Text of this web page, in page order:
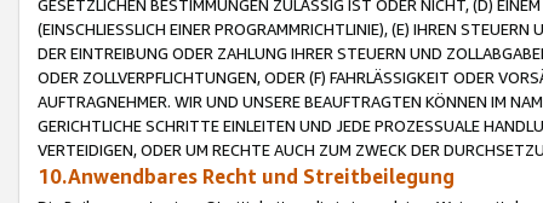
GESETZLICHEN BESTIMMUNGEN ZULÄSSIG IST ODER NICHT, (D)
(EINSCHLIESSLICH EINER PROGRAMMRICHTLINIE), (E) IHREN
DER EINTREIBUNG ODER ZAHLUNG IHRER STEUERN UND
ODER ZOLLVERPFLICHTUNGEN, ODER (F) FAHRLÄSSIGKEIT ODER
AUFTRAGNEHMER. WIR UND UNSERE BEAUFTRAGTEN KÖNNEN IM
GERICHTLICHE SCHRITTE EINLEITEN UND JEDE PROZESSUALE
VERTEIDIGEN, ODER UM RECHTE AUCH ZUM ZWECK DER
10.Anwendbares Recht und Streitbeilegung